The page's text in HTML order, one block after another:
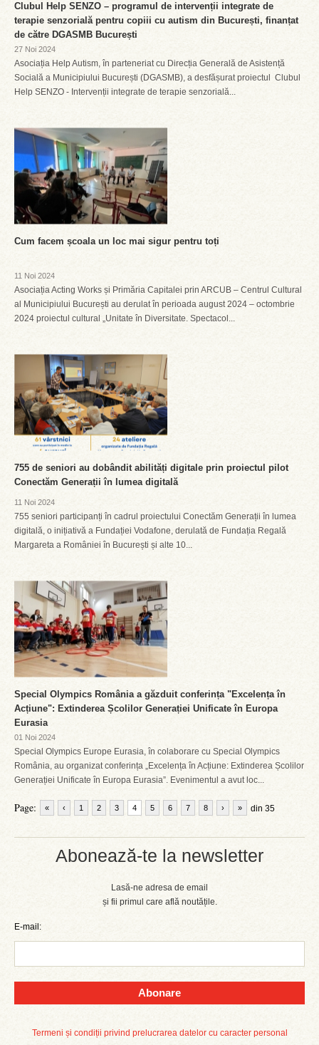
Abonează-te la newsletter
Lasă-ne adresa de email
și fii primul care află noutățile.
E-mail:
Abonare
Termeni și condiții privind prelucrarea datelor cu caracter personal
Clubul Help SENZO – programul de intervenții integrate de
terapie senzorială pentru copiii cu autism din București, finanțat
de către DGASMB București
27 Noi 2024
Asociația Help Autism, în parteneriat cu Direcția Generală de Asistență
Socială a Municipiului București (DGASMB), a desfășurat proiectul Clubul
Help SENZO - Intervenții integrate de terapie senzorială...
Cum facem școala un loc mai sigur pentru toți
11 Noi 2024
Asociația Acting Works și Primăria Capitalei prin ARCUB – Centrul Cultural
al Municipiului București au derulat în perioada august 2024 – octombrie
2024 proiectul cultural „Unitate în Diversitate. Spectacol...
755 de seniori au dobândit abilități digitale prin proiectul pilot
Conectăm Generații în lumea digitală
11 Noi 2024
755 seniori participanți în cadrul proiectului Conectăm Generații în lumea
digitală, o inițiativă a Fundației Vodafone, derulată de Fundația Regală
Margareta a României în București și alte 10...
Special Olympics România a găzduit conferința "Excelența în
Acțiune": Extinderea Școlilor Generației Unificate în Europa
Eurasia
01 Noi 2024
Special Olympics Europe Eurasia, în colaborare cu Special Olympics
România, au organizat conferința „Excelența în Acțiune: Extinderea Școlilor
Generației Unificate în Europa Eurasia”. Evenimentul a avut loc...
Page: « ‹ 1 2 3 4 5 6 7 8 din 35
› »